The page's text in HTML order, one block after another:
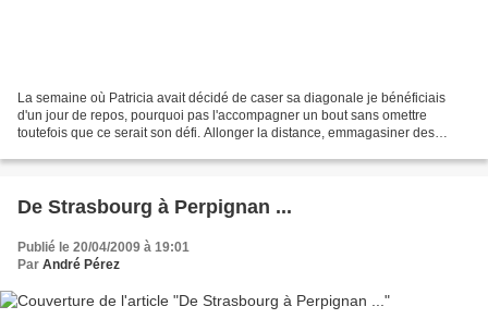
La semaine où Patricia avait décidé de caser sa diagonale je bénéficiais
d'un jour de repos, pourquoi pas l'accompagner un bout sans omettre
toutefois que ce serait son défi. Allonger la distance, emmagasiner des
De Strasbourg à Perpignan ...
Publié le 20/04/2009 à 19:01
Par André Pérez